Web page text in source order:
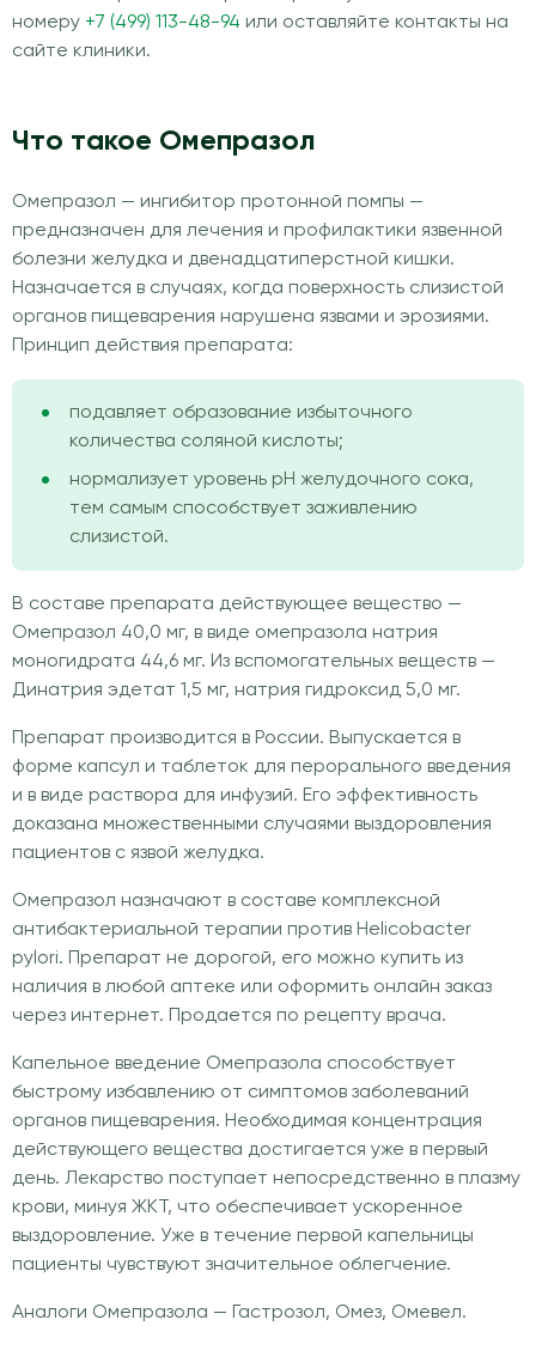
номеру +7 (499) 113-48-94 или оставляйте контакты на
сайте клиники.
Что такое Омепразол
Омепразол — ингибитор протонной помпы —
предназначен для лечения и профилактики язвенной
болезни желудка и двенадцатиперстной кишки.
Назначается в случаях, когда поверхность слизистой
органов пищеварения нарушена язвами и эрозиями.
Принцип действия препарата:
подавляет образование избыточного
количества соляной кислоты;
нормализует уровень pH желудочного сока,
тем самым способствует заживлению
слизистой.
В составе препарата действующее вещество —
Омепразол 40,0 мг, в виде омепразола натрия
моногидрата 44,6 мг. Из вспомогательных веществ —
Динатрия эдетат 1,5 мг, натрия гидроксид 5,0 мг.
Препарат производится в России. Выпускается в
форме капсул и таблеток для перорального введения
и в виде раствора для инфузий. Его эффективность
доказана множественными случаями выздоровления
пациентов с язвой желудка.
Омепразол назначают в составе комплексной
антибактериальной терапии против Helicobacter
pylori. Препарат не дорогой, его можно купить из
наличия в любой аптеке или оформить онлайн заказ
через интернет. Продается по рецепту врача.
Капельное введение Омепразола способствует
быстрому избавлению от симптомов заболеваний
органов пищеварения. Необходимая концентрация
действующего вещества достигается уже в первый
день. Лекарство поступает непосредственно в плазму
крови, минуя ЖКТ, что обеспечивает ускоренное
выздоровление. Уже в течение первой капельницы
пациенты чувствуют значительное облегчение.
Аналоги Омепразола — Гастрозол, Омез, Омевел.